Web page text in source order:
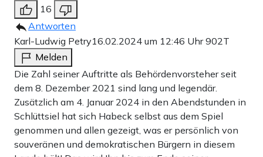
16
Antworten
Karl-Ludwig Petry16.02.2024 um 12:46 Uhr902T
Melden
Die Zahl seiner Auftritte als Behördenvorsteher seit
dem 8. Dezember 2021 sind lang und legendär.
Zusätzlich am 4. Januar 2024 in den Abendstunden in
Schlüttsiel hat sich Habeck selbst aus dem Spiel
genommen und allen gezeigt, was er persönlich von
souveränen und demokratischen Bürgern in diesem